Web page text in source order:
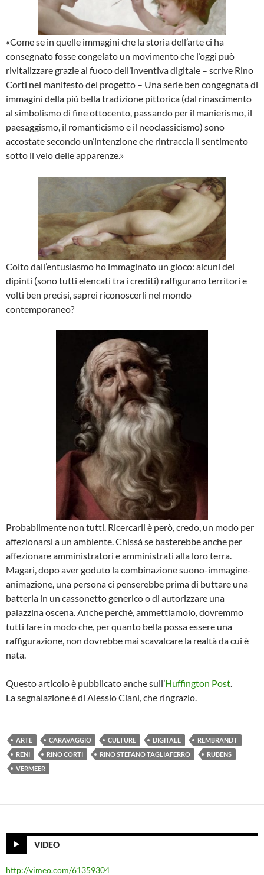
«Come se in quelle immagini che la storia dell’arte ci ha
consegnato fosse congelato un movimento che l’oggi può
rivitalizzare grazie al fuoco dell’inventiva digitale – scrive Rino
Corti nel manifesto del progetto – Una serie ben congegnata di
immagini della più bella tradizione pittorica (dal rinascimento
al simbolismo di fine ottocento, passando per il manierismo, il
paesaggismo, il romanticismo e il neoclassicismo) sono
accostate secondo un’intenzione che rintraccia il sentimento
sotto il velo delle apparenze.»
Colto dall’entusiasmo ho immaginato un gioco: alcuni dei
dipinti (sono tutti elencati tra i crediti) raffigurano territori e
volti ben precisi, saprei riconoscerli nel mondo
contemporaneo?
Probabilmente non tutti. Ricercarli è però, credo, un modo per
affezionarsi a un ambiente. Chissà se basterebbe anche per
affezionare amministratori e amministrati alla loro terra.
Magari, dopo aver goduto la combinazione suono-immagine-
animazione, una persona ci penserebbe prima di buttare una
batteria in un cassonetto generico o di autorizzare una
palazzina oscena. Anche perché, ammettiamolo, dovremmo
tutti fare in modo che, per quanto bella possa essere una
raffigurazione, non dovrebbe mai scavalcare la realtà da cui è
nata.
Questo articolo è pubblicato anche sull’Huffington Post.
La segnalazione è di Alessio Ciani, che ringrazio.
ARTE CARAVAGGIO CULTURE DIGITALE
REMBRANDT
RENI
RINO CORTI RINO STEFANO TAGLIAFERRO
RUBENS
VERMEER
VIDEO
http://vimeo.com/61359304